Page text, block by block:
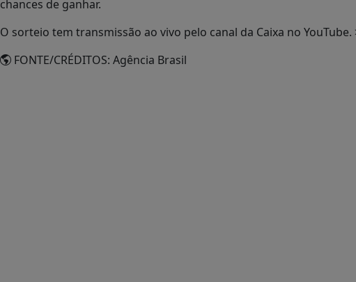
chances de ganhar.
O sorteio tem transmissão ao vivo pelo canal da Caixa no
FONTE/CRÉDITOS: Agência Brasil